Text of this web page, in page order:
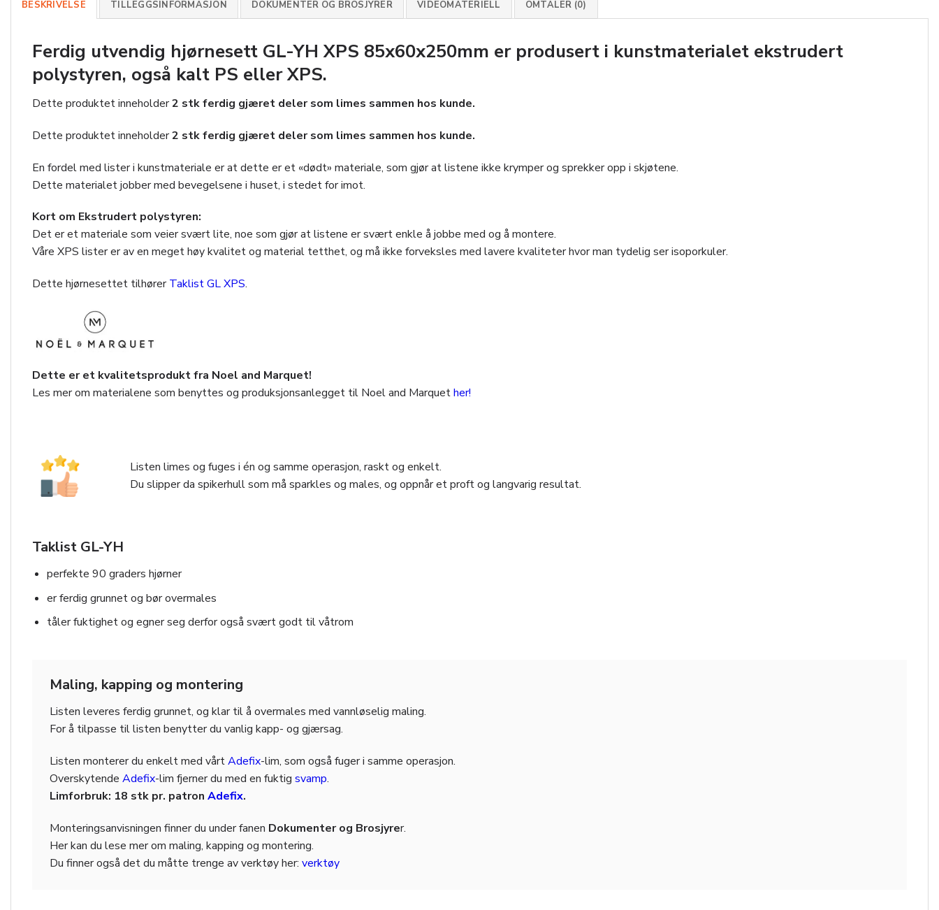
BESKRIVELSE TILLEGGSINFORMASJON DOKUMENTER OG BROSJYRER VIDEOMATERIELL OMTALER (0)
Ferdig utvendig hjørnesett GL-YH XPS 85x60x250mm er produsert i kunstmaterialet ekstrudert
polystyren, også kalt PS eller XPS.
Dette produktet inneholder2 stk ferdig gjæret deler som limes sammen hos kunde.
Dette produktet inneholder2 stk ferdig gjæret deler som limes sammen hos kunde.
En fordel med lister i kunstmateriale er at dette er et «dødt» materiale, som gjør at listene ikke krymper og sprekker opp i skjøtene.
Dette materialet jobber med bevegelsene i huset, i stedet for imot.
Kort om Ekstrudert polystyren:
Det er et materiale som veier svært lite, noe som gjør at listene er svært enkle å jobbe med og å montere.
Våre XPS lister er av en meget høy kvalitet og material tetthet, og må ikke forveksles med lavere kvaliteter hvor man tydelig ser isoporkuler.
Dette hjørnesettet tilhørerTaklist GL XPS.
Dette er et kvalitetsprodukt fra Noel and Marquet!
Les mer om materialene som benyttes og produksjonsanlegget til Noel and Marquether!
Listen limes og fuges i én og samme operasjon, raskt og enkelt.
Du slipper da spikerhull som må sparkles og males, og oppnår et proft og langvarig resultat.
Taklist GL-YH
perfekte 90 graders hjørner
er ferdig grunnet og bør overmales
tåler fuktighet og egner seg derfor også svært godt til våtrom
Maling, kapping og montering
Listen leveres ferdig grunnet, og klar til å overmales med vannløselig maling.
For å tilpasse til listen benytter du vanlig kapp- og gjærsag.
Listen monterer du enkelt med vårtAdefix-lim, som også fuger i samme operasjon.
Overskytende Adefix-lim fjerner du med en fuktig svamp.
Limforbruk: 18 stk pr. patron Adefix.
Monteringsanvisningen finner du under fanen Dokumenter og Brosjyrer.
Her kan du lese mer om maling, kapping og montering.
Du finner også det du måtte trenge av verktøy her: verktøy